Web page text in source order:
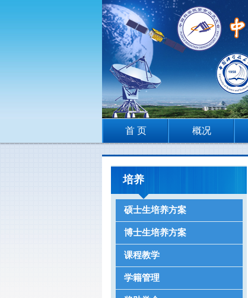
首 页 概况
培养
硕士生培养方案
博士生培养方案
课程教学
学籍管理